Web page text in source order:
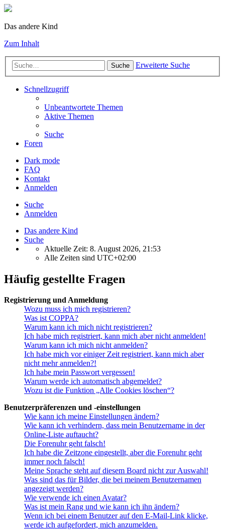
Das andere Kind
Zum Inhalt
Suche Erweiterte Suche
Schnellzugriff
Unbeantwortete Themen
Aktive Themen
Suche
Foren
Dark mode
FAQ
Kontakt
Anmelden
Suche
Anmelden
Das andere Kind
Suche
Aktuelle Zeit: 8. August 2026, 21:53
Alle Zeiten sind UTC+02:00
Häufig gestellte Fragen
Registrierung und Anmeldung
Wozu muss ich mich registrieren?
Was ist COPPA?
Warum kann ich mich nicht registrieren?
Ich habe mich registriert, kann mich aber nicht anmelden!
Warum kann ich mich nicht anmelden?
Ich habe mich vor einiger Zeit registriert, kann mich aber
nicht mehr anmelden?!
Ich habe mein Passwort vergessen!
Warum werde ich automatisch abgemeldet?
Wozu ist die Funktion „Alle Cookies löschen“?
Benutzerpräferenzen und -einstellungen
Wie kann ich meine Einstellungen ändern?
Wie kann ich verhindern, dass mein Benutzername in der
Online-Liste auftaucht?
Die Forenuhr geht falsch!
Ich habe die Zeitzone eingestellt, aber die Forenuhr geht
immer noch falsch!
Meine Sprache steht auf diesem Board nicht zur Auswahl!
Was sind das für Bilder, die bei meinem Benutzernamen
angezeigt werden?
Wie verwende ich einen Avatar?
Was ist mein Rang und wie kann ich ihn ändern?
Wenn ich bei einem Benutzer auf den E-Mail-Link klicke,
werde ich aufgefordert, mich anzumelden.